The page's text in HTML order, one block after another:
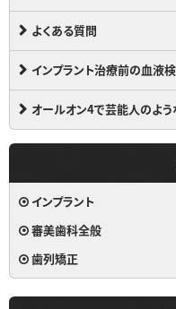
よくある質問
インプラント治療前の血液
オールオン4で芸能人のよ
インプラント
審美歯科全般
歯列矯正